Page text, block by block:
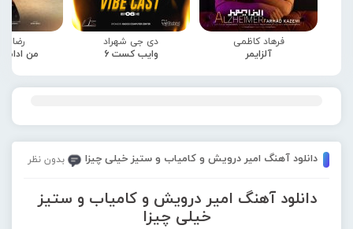
فرهاد کاظمی
آلزایمر
دی جی شهراد
وایب کست 6
رضا
من
دانلود آهنگ امیر درویش و کامیاب و ستیز خیلی چیزا بدون نظر
دانلود آهنگ امیر درویش و کامیاب و ستیز
خیلی چیزا